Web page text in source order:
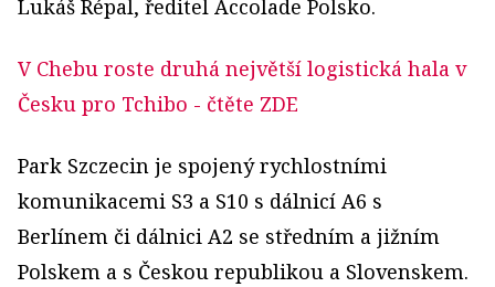
Lukáš Répal, ředitel Accolade Polsko.
V Chebu roste druhá největší logistická hala v
Česku pro Tchibo - čtěte ZDE
Park Szczecin je spojený rychlostními
komunikacemi S3 a S10 s dálnicí A6 s
Berlínem či dálnici A2 se středním a jižním
Polskem a s Českou republikou a Slovenskem.